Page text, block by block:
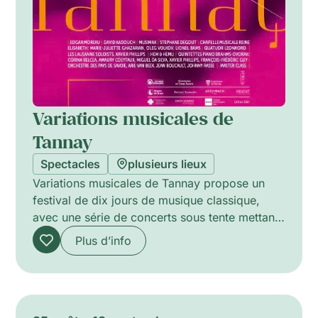
Variations musicales de
Tannay
Spectacles
plusieurs lieux
Variations musicales de Tannay propose un
festival de dix jours de musique classique,
avec une série de concerts sous tente mettant
en lumière solistes invités, ensembles de
chambre, projets orchestraux et une offre
Plus d’info